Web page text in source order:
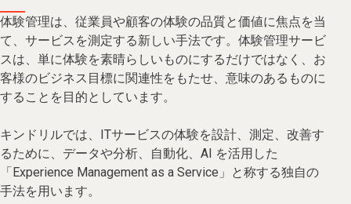
体験管理は、従業員や顧客の体験の品質と価値に焦点を当
て、サービスを測定する新しい手法です。体験管理サービ
スは、単に体験を素晴らしいものにするだけではなく、お
客様のビジネス目標に関連性をもたせ、意味のあるものに
することを目的としています。
キンドリルでは、ITサービスの体験を設計、測定、改善す
るために、データや分析、自動化、AI を活用した
「Experience Management as a Service」と称する独自の
手法を用います。